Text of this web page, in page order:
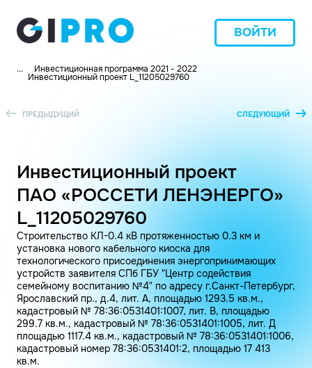
ВОЙТИ
... Инвестиционная программа 2021 - 2022
Инвестиционный проект L_11205029760
ПРЕДЫДУЩИЙ СЛЕДУЮЩИЙ
Инвестиционный проект
ПАО «РОССЕТИ ЛЕНЭНЕРГО»
L_11205029760
Строительство КЛ-0.4 кВ протяженностью 0.3 км и
установка нового кабельного киоска для
технологического присоединения энергопринимающих
устройств заявителя СПб ГБУ "Центр содействия
семейному воспитанию №4" по адресу г.Санкт-Петербург,
Ярославский пр., д.4, лит. А, площадью 1293.5 кв.м.,
кадастровый № 78:36:0531401:1007, лит. В, площадью
299.7 кв.м., кадастровый № 78:36:0531401:1005, лит. Д
площадью 1117.4 кв.м., кадастровый № 78:36:0531401:1006,
кадастровый номер 78:36:0531401:2, площадью 17 413
кв.м.